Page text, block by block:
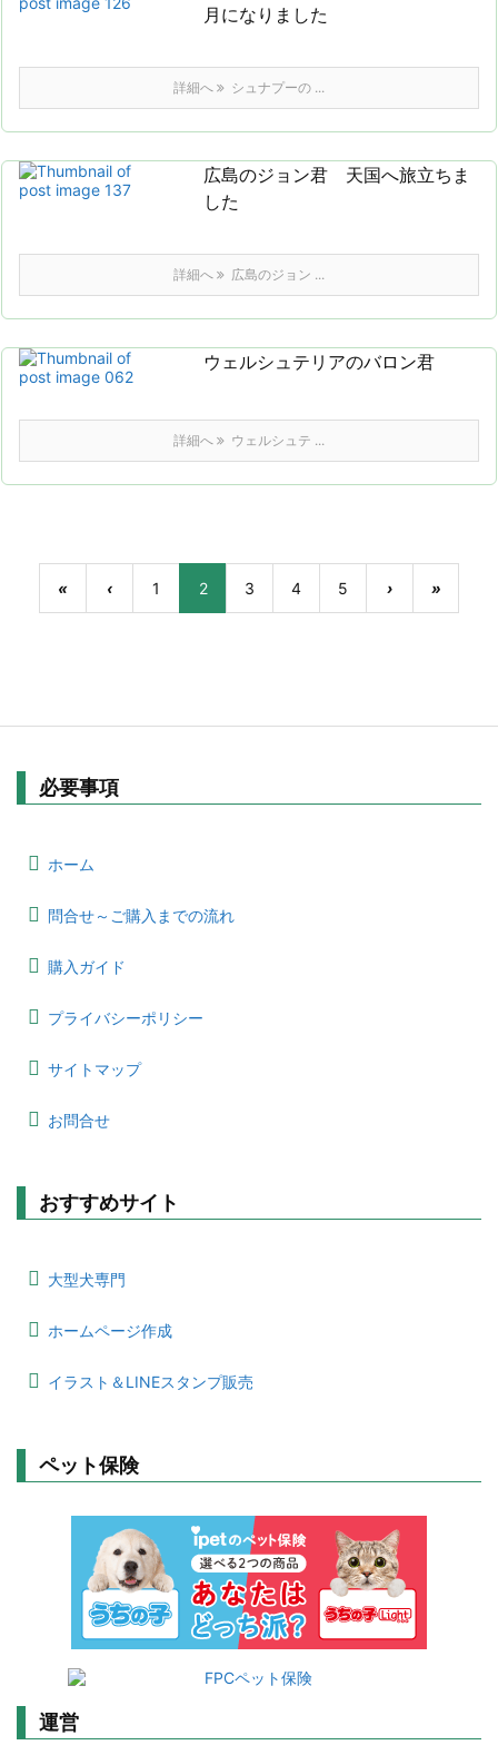
月になりました
詳細へ シュナプーの ...
広島のジョン君 天国へ旅立ちま
した
詳細へ 広島のジョン ...
ウェルシュテリアのバロン君
詳細へ ウェルシュテ ...
« ‹ 1 2 3 4 5 › »
必要事項
ホーム
問合せ～ご購入までの流れ
購入ガイド
プライバシーポリシー
サイトマップ
お問合せ
おすすめサイト
大型犬専門
ホームページ作成
イラスト＆LINEスタンプ販売
ペット保険
運営